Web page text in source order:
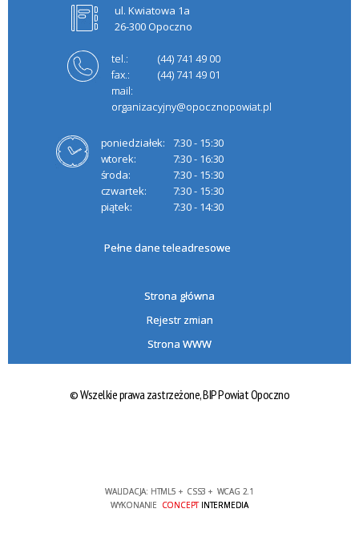
ul. Kwiatowa 1a
26-300 Opoczno
tel.:
(44) 741 49 00
fax.:
(44) 741 49 01
mail:
organizacyjny@opocznopowiat.pl
poniedziałek:
7:30 - 15:30
wtorek:
7:30 - 16:30
środa:
7:30 - 15:30
czwartek:
7:30 - 15:30
piątek:
7:30 - 14:30
Pełne dane teleadresowe
Strona główna
Rejestr zmian
Strona WWW
© Wszelkie prawa zastrzeżone,BIP Powiat Opoczno
WALIDACJA: HTML5 + CSS3 + WCAG 2.1
WYKONANIE CONCEPTINTERMEDIA